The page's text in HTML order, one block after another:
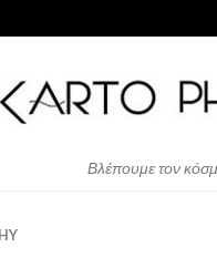
Βλέπουμε τον